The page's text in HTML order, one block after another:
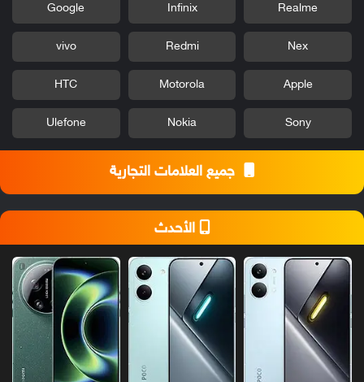
Realme
Infinix
Google
Nex
Redmi
vivo
Apple
Motorola
HTC
Sony
Nokia
Ulefone
جميع العلامات التجارية
الأحدث